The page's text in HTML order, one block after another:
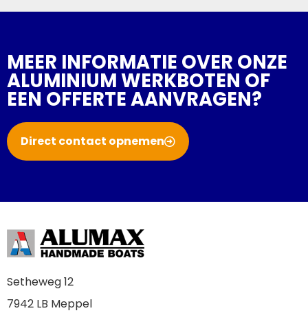
MEER INFORMATIE OVER ONZE
ALUMINIUM WERKBOTEN OF
EEN OFFERTE AANVRAGEN?
Direct contact opnemen
Setheweg 12
7942 LB Meppel